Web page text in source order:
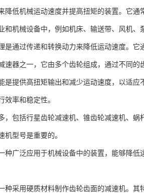
降低机械运动速度并提高扭矩的装置。它
和机械设备中，例如机床、输送带、风机、
是通过传递和转换动力来降低运动速度。
速器之一，它由多个齿轮组成，通过不同的
是提供高扭矩输出和减少运动速度，以适
效率和稳定性。
，包括行星齿轮减速机、锥齿轮减速机、
机型号是重要的。
种广泛应用于机械设备中的装置，能够降
种采用硬质材料制作齿轮齿面的减速机。其